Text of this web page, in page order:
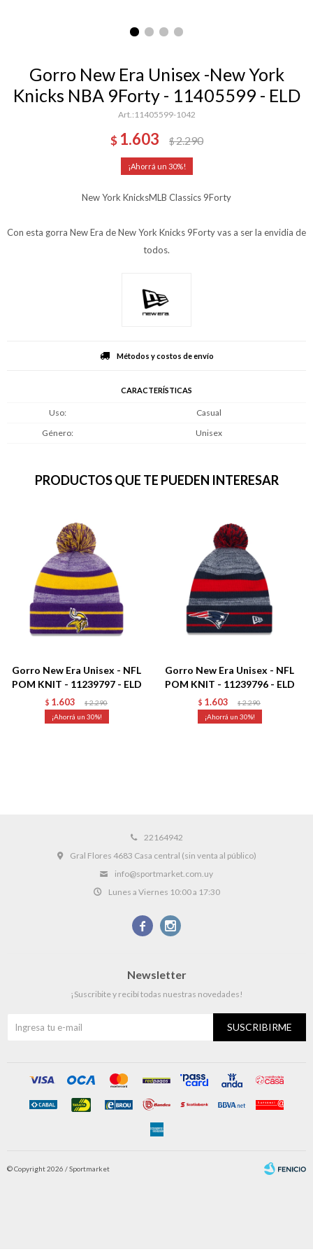
Gorro New Era Unisex -New York
Knicks NBA 9Forty - 11405599 - ELD
11405599-1042
$ 1.603 $2.290
30
New York KnicksMLB Classics 9Forty
Con esta gorra New Era de New York Knicks 9Forty vas a ser la envidia de
todos.
Métodos y costos de envío
CARACTERÍSTICAS
Uso
Casual
Género
Unisex
PRODUCTOS QUE TE PUEDEN INTERESAR
Gorro New Era Unisex - NFL
POM KNIT - 11239797 - ELD
$ 1.603 $ 2.290
30
Gorro New Era Unisex - NFL
POM KNIT - 11239796 - ELD
$ 1.603 $ 2.290
30
22164942
Gral Flores 4683 Casa central (sin venta al público)
info@sportmarket.com.uy
Lunes a Viernes 10:00 a 17:30
 
Newsletter
¡Suscribite y recibí todas nuestras novedades!
SUSCRIBIRME
© Copyright 2026 / Sportmarket